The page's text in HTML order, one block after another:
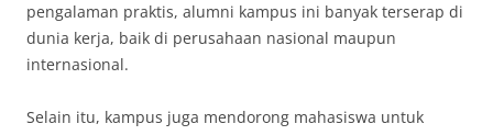
pengalaman praktis, alumni kampus ini banyak terserap di
dunia kerja, baik di perusahaan nasional maupun
internasional.
Selain itu, kampus juga mendorong mahasiswa untuk